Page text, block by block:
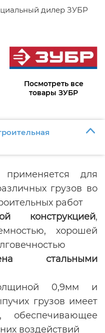
дилер ЗУБР
Посмотреть все
товары ЗУБР
для
грузов во
работ
конструкцией,
хорошей
стальными
0,9мм и
грузов имеет
обеспечивающее
воздействий